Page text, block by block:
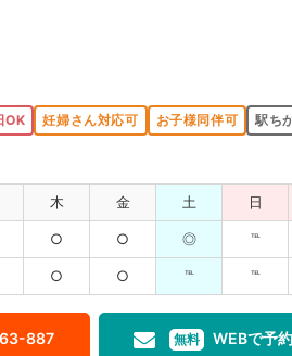
OK 妊婦さん対応可 お子様同伴可
駅ち
木 金 土 日
○ ○ ◎ ℡
○ ○ ℡ ℡
887 無料 WEBで予